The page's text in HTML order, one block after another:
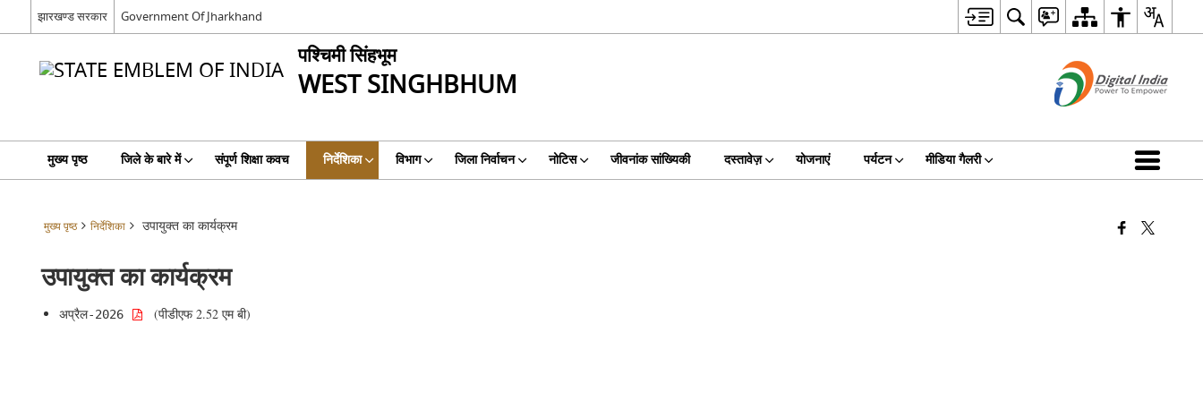
झारखण्ड सरकार Government Of Jharkhand
पश्चिमी सिंहभूम
WEST SINGHBHUM
मुख्य पृष्ठ जिले के बारे में संपूर्ण शिक्षा कवच निर्देशिका विभाग जिला निर्वाचन नोटिस जीवनांक सांख्यिकी दस्तावेज़ योजनाएं पर्यटन मीडिया गैलरी
मुख्य पृष्ठ निर्देशिका उपायुक्त का कार्यक्रम
उपायुक्त का कार्यक्रम
अप्रैल-2026 (पीडीएफ 2.52 एम बी)